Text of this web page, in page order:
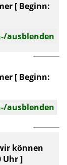
[ Beginn:
ausblenden
[ Beginn:
ausblenden
können
Uhr ]